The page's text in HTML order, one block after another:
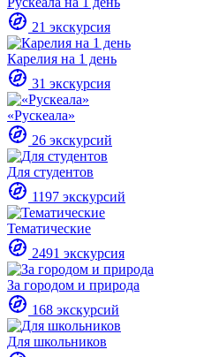
21 экскурсия
Карелия на 1 день
31 экскурсия
«Рускеала»
26 экскурсий
Для студентов
1197 экскурсий
Тематические
2491 экскурсия
За городом и природа
168 экскурсий
Для школьников